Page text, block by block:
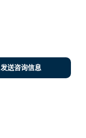
发送咨询信息